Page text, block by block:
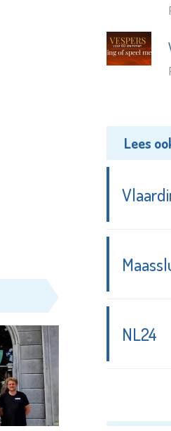
Lees
NL24